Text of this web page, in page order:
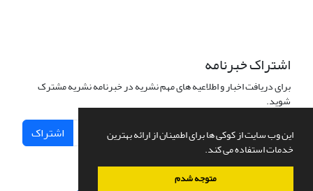
این وب سایت از کوکی ها برای اطمینان از ارائه بهترین
خدمات استفاده می کند.
متوجه شدم
اشتراک خبرنامه
برای دریافت اخبار و اطلاعیه های مهم نشریه در خبرنامه نشریه مشترک
شوید.
اشتراک